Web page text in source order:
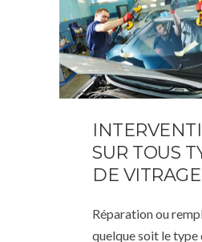
SUR TOUS
DE VITRAGE
Réparation ou
quelque soit le